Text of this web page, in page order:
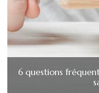
6 questions